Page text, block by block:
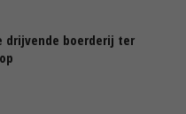
drijvende boerderij ter